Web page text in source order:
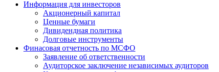
Информация для инвесторов
Акционерный капитал
Ценные бумаги
Дивидендная политика
Долговые инструменты
Финасовая отчетность по МСФО
Заявление об ответственности
Аудиторское заключение независимых аудиторов